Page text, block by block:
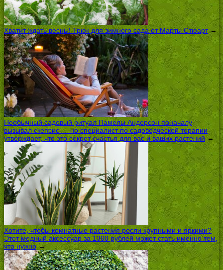
Хватит ждать весны! Трюк для зимнего сада от Марты Стюарт→
Необычный садовый ритуал Памелы Андерсон поначалу
вызывал скепсис — но специалист по садоводческой терапии
утверждает, что это секрет счастья для вас и ваших растений →
Хотите, чтобы комнатные растения росли крупными и яркими?
Этот медный аксессуар за 1300 рублей может стать именно тем,
что нужно→